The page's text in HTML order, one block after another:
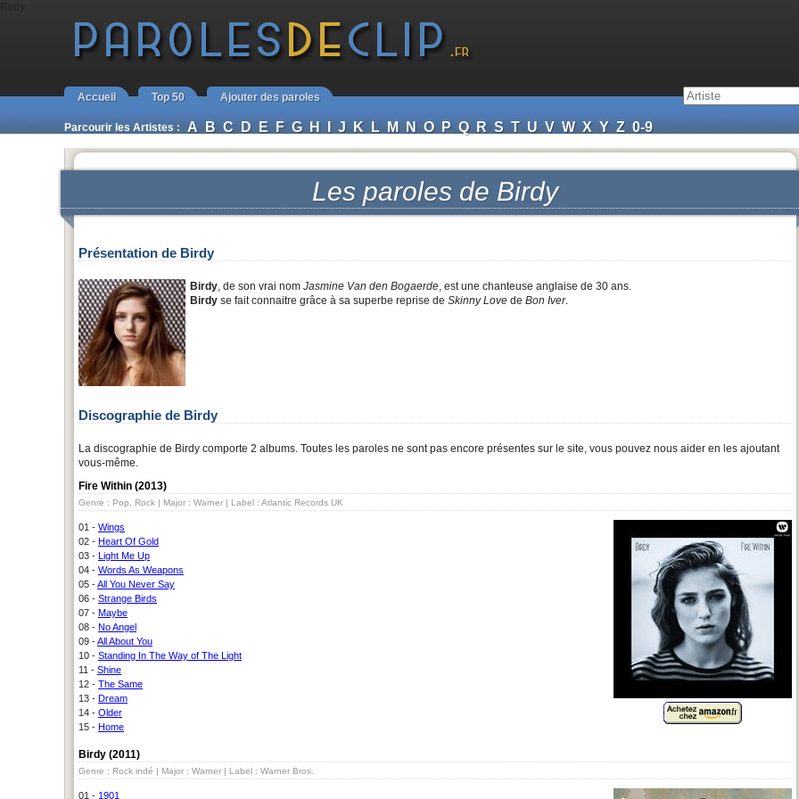
Accueil Top 50 Ajouter des paroles
Parcourir les Artistes : A B C D E F G H I J K L M N O P Q R S T U V W X Y Z 0-9
Les paroles de Birdy
Présentation de Birdy
Birdy, de son vrai nom Jasmine Van den Bogaerde, est une chanteuse anglaise de 30 ans.
Birdy se fait connaitre grâce à sa superbe reprise de Skinny Love de Bon Iver.
Discographie de Birdy
La discographie de Birdy comporte 2 albums. Toutes les paroles ne sont pas encore présentes sur le site, vous pouvez nous aider en les ajoutant
vous-même.
Fire Within (2013)
Genre : Pop, Rock | Major : Warner | Label : Atlantic Records UK
01 - Wings
02 - Heart Of Gold
03 - Light Me Up
04 - Words As Weapons
05 -All You Never Say
06 - Strange Birds
07 - Maybe
08 - No Angel
09 -All About You
10 - Standing In The Way of The Light
11 - Shine
12 - The Same
13 - Dream
14 - Older
15 - Home
Birdy (2011)
Genre : Rock indé | Major : Warner | Label : Warner Bros.
01 - 1901